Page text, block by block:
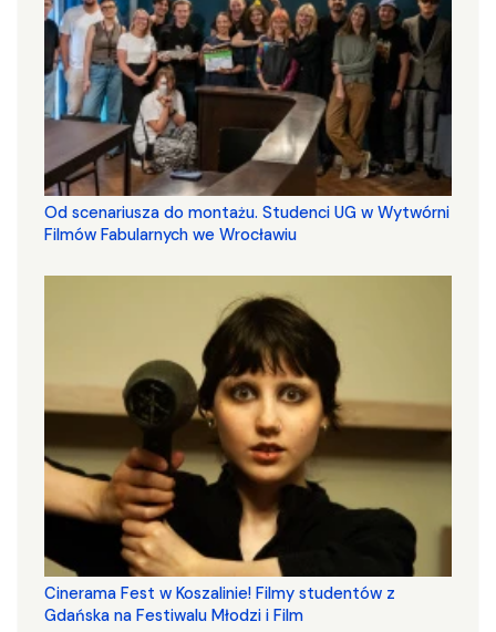
Od scenariusza do montażu. Studenci UG w Wytwórni
Filmów Fabularnych we Wrocławiu
Cinerama Fest w Koszalinie! Filmy studentów z
Gdańska na Festiwalu Młodzi i Film